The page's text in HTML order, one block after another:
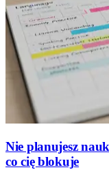
Nie planujesz
co cię blokuje